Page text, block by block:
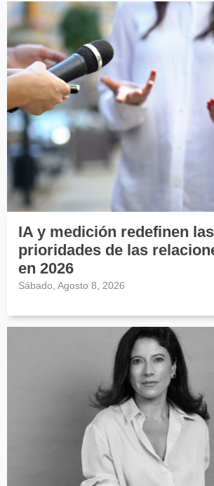
IA y medición redefinen las
prioridades de las
en 2026
Sábado, Agosto 8, 2026